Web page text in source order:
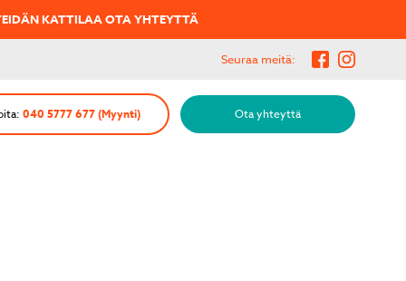
YHTEYTTÄ
Seuraa meitä:
040 5777 677 (Myynti) Ota yhteyttä